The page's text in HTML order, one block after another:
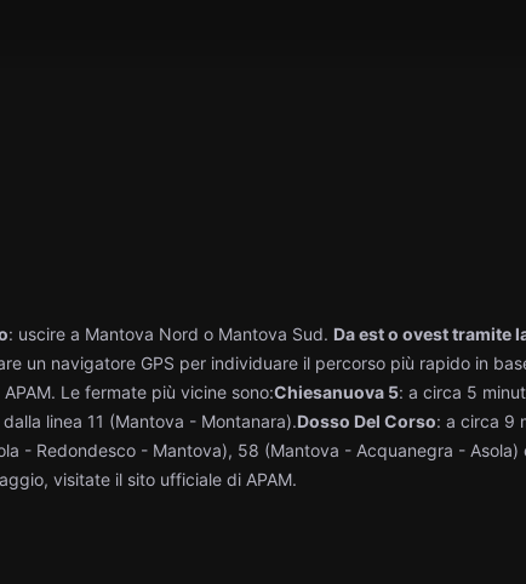
: uscire a Mantova Nord o Mantova Sud. ​ Da est o ovest tramite
un navigatore GPS per individuare il percorso più rapido in
​Le fermate più vicine sono:​Chiesanuova 5: a circa 5
linea 11 (Mantova - Montanara).​Dosso Del Corso: a circa 9
- Redondesco - Mantova), 58 (Mantova - Acquanegra -
visitate il sito ufficiale di APAM.